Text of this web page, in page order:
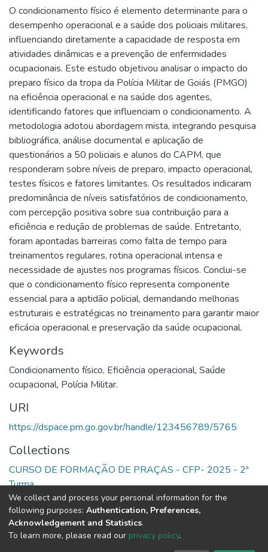
O condicionamento físico é elemento determinante para o
desempenho operacional e a saúde dos policiais militares,
influenciando diretamente a capacidade de resposta em
atividades dinâmicas e a prevenção de enfermidades
ocupacionais. Este estudo objetivou analisar o impacto do
preparo físico da tropa da Polícia Militar de Goiás (PMGO)
na eficiência operacional e na saúde dos agentes,
identificando fatores que influenciam o condicionamento. A
metodologia adotou abordagem mista, integrando pesquisa
bibliográfica, análise documental e aplicação de
questionários a 50 policiais e alunos do CAPM, que
responderam sobre níveis de preparo, impacto operacional,
testes físicos e fatores limitantes. Os resultados indicaram
predominância de níveis satisfatórios de condicionamento,
com percepção positiva sobre sua contribuição para a
eficiência e redução de problemas de saúde. Entretanto,
foram apontadas barreiras como falta de tempo para
treinamentos regulares, rotina operacional intensa e
necessidade de ajustes nos programas físicos. Conclui-se
que o condicionamento físico representa componente
essencial para a aptidão policial, demandando melhorias
estruturais e estratégicas no treinamento para garantir maior
eficácia operacional e preservação da saúde ocupacional.
Keywords
Condicionamento físico, Eficiência operacional, Saúde
ocupacional, Polícia Militar.
URI
https://dspace.pm.go.gov.br/handle/123456789/5765
Collections
CURSO DE FORMAÇÃO DE PRAÇAS - CFP- 2025 - 2ª
Turma
Full item page
DSpace software copyright © 2002-2026
We collect and process your personal information for the
following purposes: Authentication, Preferences,
Acknowledgement and Statistics.
To learn more, please read our privacy policy.